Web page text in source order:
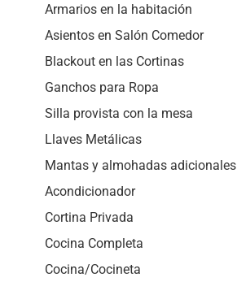
Armarios en la habitación
Asientos en Salón Comedor
Blackout en las Cortinas
Ganchos para Ropa
Silla provista con la mesa
Llaves Metálicas
Mantas y almohadas adicionales
Acondicionador
Cortina Privada
Cocina Completa
Cocina/Cocineta